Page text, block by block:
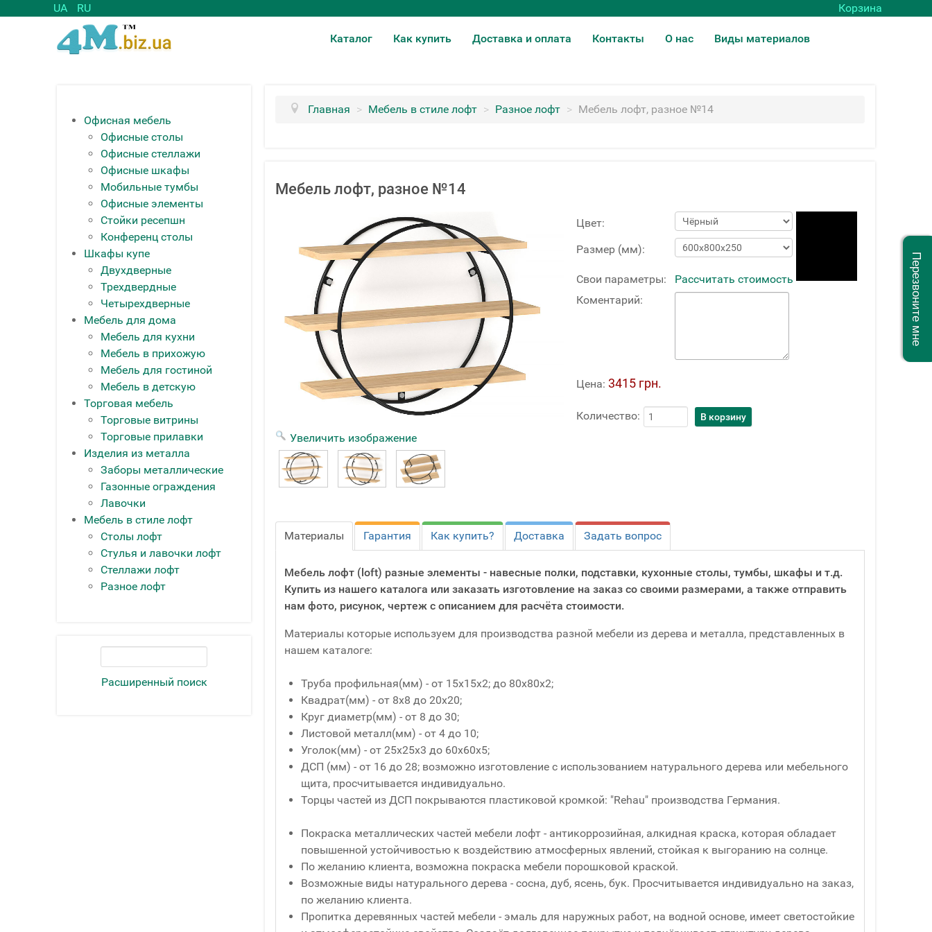
UA RU Корзина
Каталог Как купить Доставка и оплата Контакты О нас Виды материалов
Офисная мебель
Офисные столы
Офисные стеллажи
Офисные шкафы
Мобильные тумбы
Офисные элементы
Стойки ресепшн
Конференц столы
Шкафы купе
Двухдверные
Трехдвердные
Четырехдверные
Мебель для дома
Мебель для кухни
Мебель в прихожую
Мебель для гостиной
Мебель в детскую
Торговая мебель
Торговые витрины
Торговые прилавки
Изделия из металла
Заборы металлические
Газонные ограждения
Лавочки
Мебель в стиле лофт
Столы лофт
Стулья и лавочки лофт
Стеллажи лофт
Разное лофт
Расширенный поиск
Главная > Мебель в стиле лофт > Разное лофт > Мебель лофт, разное №14
Мебель лофт, разное №14
Увеличить изображение
Цвет:
Размер (мм):
Свои параметры:
Рассчитать стоимость
Коментарий:
Цена: 3415 грн.
Количество:
Материалы Гарантия Как купить? Доставка Задать вопрос
Мебель лофт (loft) разные элементы - навесные полки, подставки, кухонные столы, тумбы, шкафы и т.д.
Купить из нашего каталога или заказать изготовление на заказ со своими размерами, а также отправить
нам фото, рисунок, чертеж с описанием для расчёта стоимости.
Материалы которые используем для производства разной мебели из дерева и металла, представленных в
нашем каталоге:
Труба профильная(мм) - от 15x15x2; до 80x80x2;
Квадрат(мм) - от 8x8 до 20x20;
Круг диаметр(мм) - от 8 до 30;
Листовой металл(мм) - от 4 до 10;
Уголок(мм) - от 25x25x3 до 60x60x5;
ДСП (мм) - от 16 до 28; возможно изготовление с использованием натурального дерева или мебельного
щита, просчитывается индивидуально.
Торцы частей из ДСП покрываются пластиковой кромкой: "Rehau" производства Германия.
Покраска металлических частей мебели лофт - антикоррозийная, алкидная краска, которая обладает
повышенной устойчивостью к воздействию атмосферных явлений, стойкая к выгоранию на солнце.
По желанию клиента, возможна покраска мебели порошковой краской.
Возможные виды натурального дерева - сосна, дуб, ясень, бук. Просчитывается индивидуально на заказ,
по желанию клиента.
Пропитка деревянных частей мебели - эмаль для наружных работ, на водной основе, имеет светостойкие
Перезвоните мне